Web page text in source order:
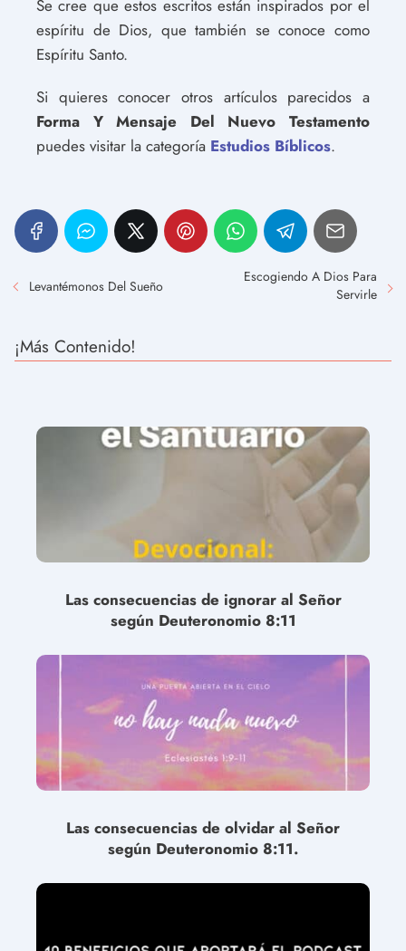
Se cree que estos escritos están inspirados por el
espíritu de Dios, que también se conoce como
Espíritu Santo.
Si quieres conocer otros artículos parecidos a
Forma Y Mensaje Del Nuevo Testamento
puedes visitar la categoría Estudios Bíblicos.
Levantémonos Del Sueño
Escogiendo A Dios Para
Servirle
¡Más Contenido!
Las consecuencias de ignorar al Señor
según Deuteronomio 8:11
Las consecuencias de olvidar al Señor
según Deuteronomio 8:11.